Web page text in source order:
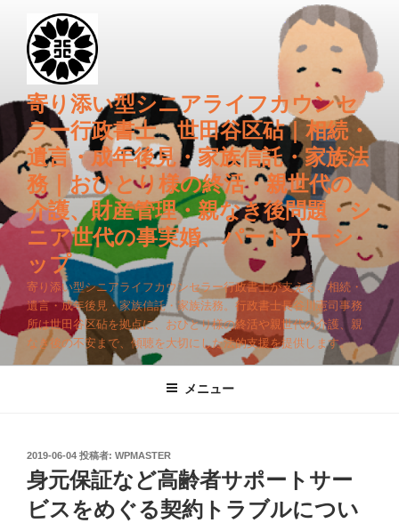
キ
プ
寄り添い型シニアライフカウンセ
ラー行政書士 世田谷区砧｜相続・
遺言・成年後見・家族信託・家族法
務｜おひとり様の終活・親世代の
介護、財産管理・親なき後問題・シ
ニア世代の事実婚、パートナーシ
ップ
寄り添い型シニアライフカウンセラー行政書士が支える、相続・
遺言・成年後見・家族信託・家族法務。行政書士長谷川憲司事務
所は世田谷区砧を拠点に、おひとり様の終活や親世代の介護、親
なき後の不安まで、傾聴を大切にした法的支援を提供します。
メニュー
投
稿
日:
2019-06-04 投稿者: WPMASTER
身元保証など高齢者サポートサー
ビスをめぐる契約トラブルについ